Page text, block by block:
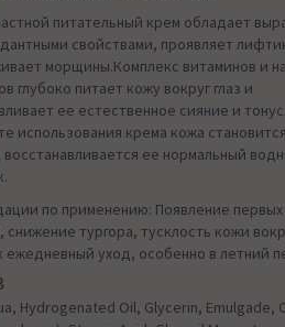
питательный крем обладает
свойствами, проявляет
морщины.Комплекс витаминов и
глубоко питает кожу вокруг глаз и
ее естественное сияние и
использования крема кожа
ее нормальный
по применению: Появление первых
снижение тургора, тусклость кожи
ежедневный уход, особенно в летний
Hydrogenated Oil, Glycerin, Emulgade,